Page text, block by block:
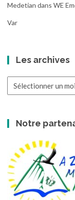
Medetian dans WE
Var
Les archives
Notre